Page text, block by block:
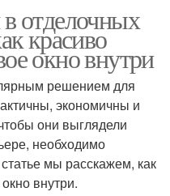
отделочных
красиво
окно внутри
решением для
экономичны и
они выглядели
необходимо
мы расскажем, как
внутри.